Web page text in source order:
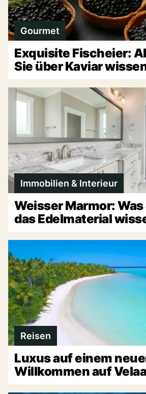
Gourmet
Exquisite Fischeier:
Sie über Kaviar
Immobilien & Interieur
Weisser Marmor:
das Edelmaterial
Reisen
Luxus auf einem
Willkommen auf